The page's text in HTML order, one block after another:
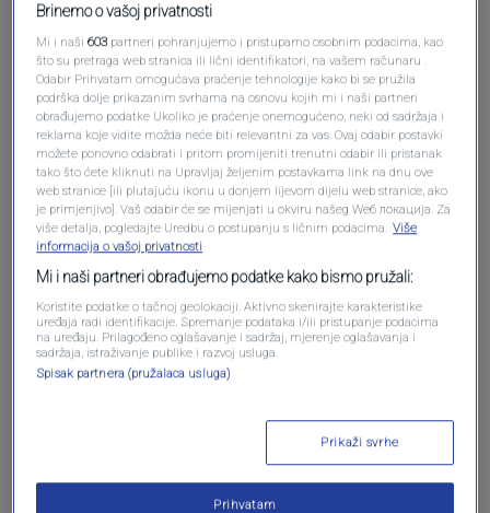
Pošalji komentar
Brinemo o vašoj privatnosti
Mi i naši603 partneri pohranjujemo i pristupamo osobnim podacima, kao
što su pretraga web stranica ili lični identifikatori, na vašem računaru .
Odabir Prihvatam omogućava praćenje tehnologije kako bi se pružila
podrška dolje prikazanim svrhama na osnovu kojih mi i naši partneri
obrađujemo podatke Ukoliko je praćenje onemogućeno, neki od sadržaja i
reklama koje vidite možda neće biti relevantni za vas. Ovaj odabir postavki
možete ponovno odabrati i pritom promijeniti trenutni odabir ili pristanak
tako što ćete kliknuti na Upravljaj željenim postavkama link na dnu ove
web stranice [ili plutajuću ikonu u donjem lijevom dijelu web stranice, ako
je primjenjivo]. Vaš odabir će se mijenjati u okviru našeg Wеб локација. Za
više detalja, pogledajte Uredbu o postupanju s ličnim podacima. Više
informacija o vašoj privatnosti
Mi i naši partneri obrađujemo podatke kako bismo pružali:
Koristite podatke o tačnoj geolokaciji. Aktivno skenirajte karakteristike
uređaja radi identifikacije. Spremanje podataka i/ili pristupanje podacima
na uređaju. Prilagođeno oglašavanje i sadržaj, mjerenje oglašavanja i
sadržaja, istraživanje publike i razvoj usluga.
Spisak partnera (pružalaca usluga)
Prikaži svrhe
Prihvatam